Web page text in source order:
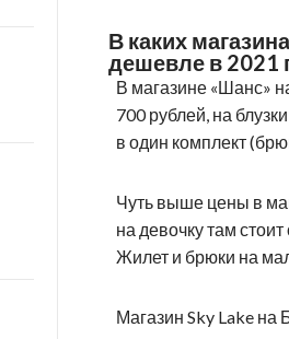
В каких
дешевле в 2021
В магазине «Шанс»
700 рублей, на
в один комплект
Чуть выше цены в
на девочку там
Жилет и брюки на
Магазин Sky Lake на